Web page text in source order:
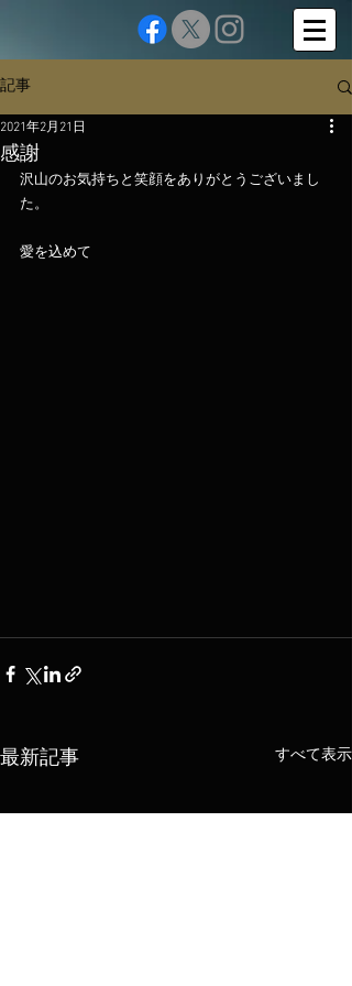
記事
感謝
2021年2月21日
沢山のお気持ちと笑顔をありがとうございまし
た。
愛を込めて
最新記事 すべて表示